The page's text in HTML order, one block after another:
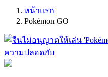
หน้าแรก
Pokémon GO